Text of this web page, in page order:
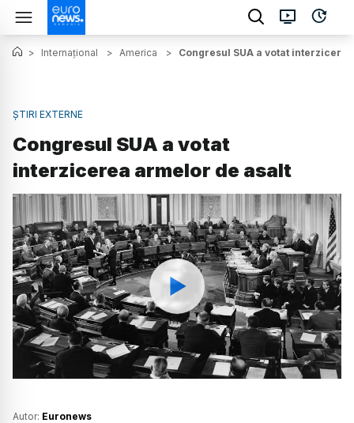
> Internațional > America > Congresul SUA a votat
ȘTIRI EXTERNE
Congresul SUA a votat
interzicerea armelor de asalt
Watch
Autor: Euronews